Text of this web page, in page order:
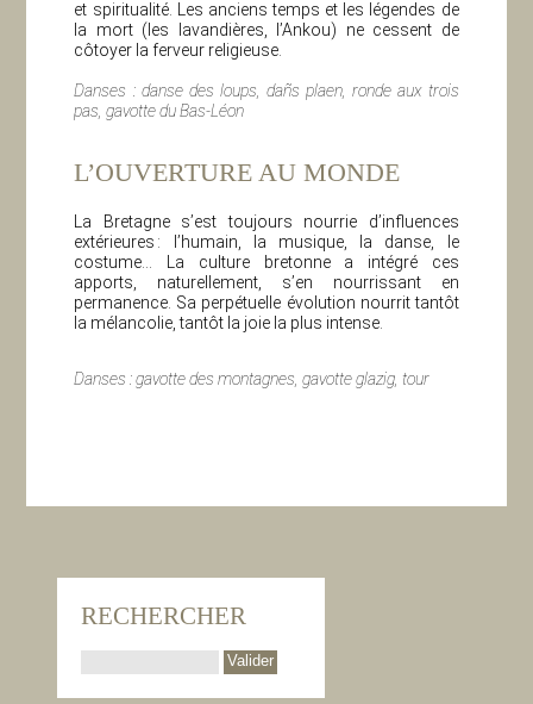
et spiritualité. Les anciens temps et les légendes de
la mort (les lavandières, l’Ankou) ne cessent de
côtoyer la ferveur religieuse.
Danses : danse des loups, dañs plaen, ronde aux trois
pas, gavotte du Bas-Léon
L’OUVERTURE AU MONDE
La Bretagne s’est toujours nourrie d’influences
extérieures : l’humain, la musique, la danse, le
costume… La culture bretonne a intégré ces
apports, naturellement, s’en nourrissant en
permanence. Sa perpétuelle évolution nourrit tantôt
la mélancolie, tantôt la joie la plus intense.
Danses : gavotte des montagnes, gavotte glazig, tour
RECHERCHER